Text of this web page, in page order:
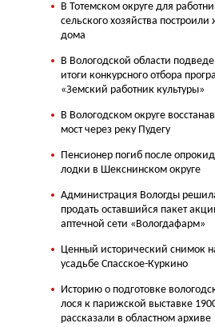
В Тотемском округе для
сельского хозяйства
дома
В Вологодской области
итоги конкурсного отбора
«Земский работник культуры»
В Вологодском округе
мост через реку Пудегу
Пенсионер погиб после
лодки в Шекснинском округе
Администрация Вологды
продать оставшийся пакет
аптечной сети «Вологдафарм»
Ценный исторический снимок
усадьбе Спасское-Куркино
Историю о подготовке
лося к парижской выставке
рассказали в областном архиве